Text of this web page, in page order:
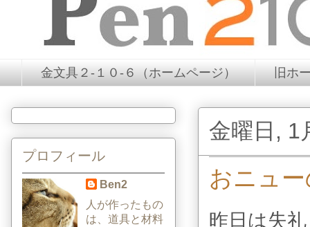
金文具２-１０-６（ホームページ） 旧ホ
金曜日, 1
おニュ
昨日は失
プロフィール
Ben2
人が作ったもの
は、道具と材料